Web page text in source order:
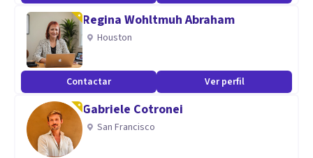
Regina Wohltmuh Abraham
Houston
Contactar Ver perfil
Gabriele Cotronei
San Francisco